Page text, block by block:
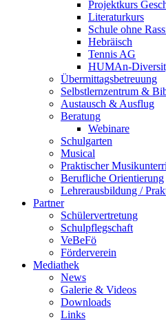
Projektkurs
Literaturkurs
Schule ohne
Hebräisch
Tennis AG
HUMAn-
Übermittagsbetreuung
Selbstlernzentrum &
Austausch & Ausflug
Beratung
Webinare
Schulgarten
Musical
Praktischer
Berufliche Orientierung
Lehrerausbildung /
Partner
Schülervertretung
Schulpflegschaft
VeBeFö
Förderverein
Mediathek
News
Galerie & Videos
Downloads
Links